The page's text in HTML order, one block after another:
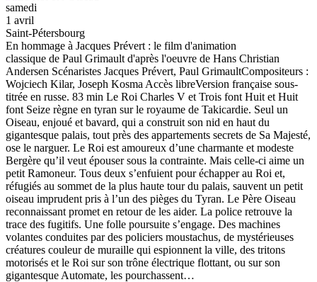
samedi
1 avril
Saint-Pétersbourg
En hommage à Jacques Prévert : le film d'animation
classique de Paul Grimault d'après l'oeuvre de Hans Christian
Andersen Scénaristes Jacques Prévert, Paul GrimaultCompositeurs :
Wojciech Kilar, Joseph Kosma Accès libreVersion française sous-
titrée en russe. 83 min Le Roi Charles V et Trois font Huit et Huit
font Seize règne en tyran sur le royaume de Takicardie. Seul un
Oiseau, enjoué et bavard, qui a construit son nid en haut du
gigantesque palais, tout près des appartements secrets de Sa Majesté,
ose le narguer. Le Roi est amoureux d’une charmante et modeste
Bergère qu’il veut épouser sous la contrainte. Mais celle-ci aime un
petit Ramoneur. Tous deux s’enfuient pour échapper au Roi et,
réfugiés au sommet de la plus haute tour du palais, sauvent un petit
oiseau imprudent pris à l’un des pièges du Tyran. Le Père Oiseau
reconnaissant promet en retour de les aider. La police retrouve la
trace des fugitifs. Une folle poursuite s’engage. Des machines
volantes conduites par des policiers moustachus, de mystérieuses
créatures couleur de muraille qui espionnent la ville, des tritons
motorisés et le Roi sur son trône électrique flottant, ou sur son
gigantesque Automate, les pourchassent…